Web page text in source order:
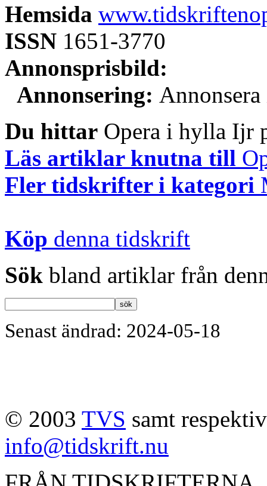
Hemsida
ISSN 1651-3770
Annonsprisbild:
Annonsering:
Du hittar Opera i hylla Ijr
Läs artiklar knutna till
Fler tidskrifter i kategori
Köp denna tidskrift
Sök bland artiklar från
Senast ändrad: 2024-05-18
© 2003 TVS samt
info@tidskrift.nu